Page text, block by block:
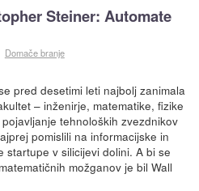
Steiner: Automate
Domače branje
pred desetimi leti najbolj zanimala
– inženirje, matematike, fizike
tehnoloških zvezdnikov
pomislili na informacijske in
v silicijevi dolini. A bi se
možganov je bil Wall